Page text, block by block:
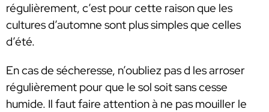
régulièrement, c’est pour cette raison que les
cultures d’automne sont plus simples que celles
d’été.
En cas de sécheresse, n’oubliez pas d les arroser
régulièrement pour que le sol soit sans cesse
humide. Il faut faire attention à ne pas mouiller le